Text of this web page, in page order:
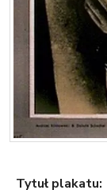
Tytuł plakatu: